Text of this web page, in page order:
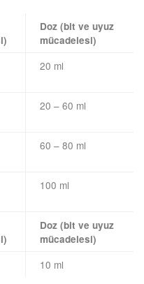
Doz (bit ve uyuz
mücadelesi)
20 ml
20 – 60 ml
60 – 80 ml
100 ml
Doz (bit ve uyuz
mücadelesi)
10 ml